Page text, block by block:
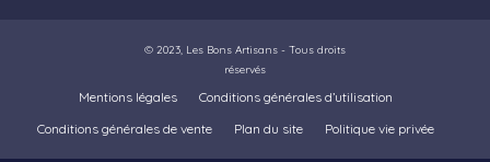
© 2023, Les Bons Artisans - Tous droits
réservés
Mentions légales
Conditions générales d’utilisation
Conditions générales de vente
Plan du site Politique vie privée